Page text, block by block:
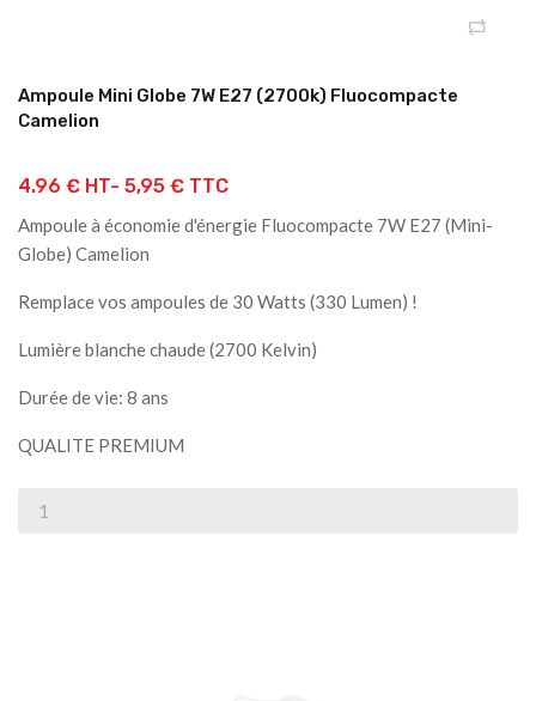
Ampoule Mini Globe 7W E27 (2700k) Fluocompacte
Camelion
4.96 € HT- 5,95 € TTC
Ampoule à économie d'énergie Fluocompacte 7W E27 (Mini-
Globe) Camelion
Remplace vos ampoules de 30 Watts (330 Lumen) !
Lumière blanche chaude (2700 Kelvin)
Durée de vie: 8 ans
QUALITE PREMIUM